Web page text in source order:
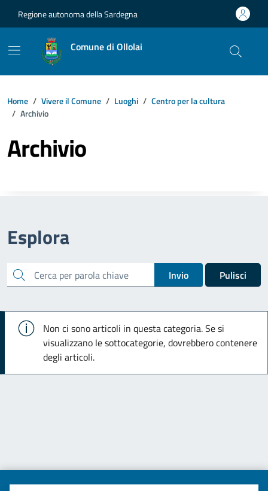
Regione autonoma della Sardegna
Comune di Ollolai
Home Vivere il Comune Luoghi
Centro per la cultura
Archivio
Archivio
Esplora
cerca Invio Pulisci
Info
Non ci sono articoli in questa categoria. Se si
visualizzano le sottocategorie, dovrebbero contenere
degli articoli.